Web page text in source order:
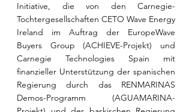
Initiative, die von den Carnegie-
Tochtergesellschaften CETO Wave Energy
Ireland im Auftrag der EuropeWave
Buyers Group (ACHIEVE-Projekt) und
Carnegie Technologies Spain mit
finanzieller Unterstützung der spanischen
Regierung durch das RENMARINAS
Demos-Programm (AGUAMARINA-